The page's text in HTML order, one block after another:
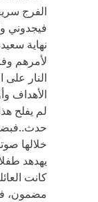
الفرج
فيجدوني
نهاية
لأمرهم
النار على
الأهداف
لم يفلح
خلالها
يهدهد
كانت
مضمون،